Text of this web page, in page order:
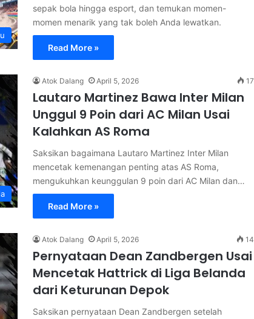
sepak bola hingga esport, dan temukan momen-
momen menarik yang tak boleh Anda lewatkan.
Read More »
Atok Dalang April 5, 2026 17
Lautaro Martinez Bawa Inter Milan
Unggul 9 Poin dari AC Milan Usai
Kalahkan AS Roma
Saksikan bagaimana Lautaro Martinez Inter Milan
mencetak kemenangan penting atas AS Roma,
mengukuhkan keunggulan 9 poin dari AC Milan dan…
Read More »
Atok Dalang April 5, 2026 14
Pernyataan Dean Zandbergen Usai
Mencetak Hattrick di Liga Belanda
dari Keturunan Depok
Saksikan pernyataan Dean Zandbergen setelah